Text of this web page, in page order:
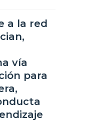
a la red
vía
para